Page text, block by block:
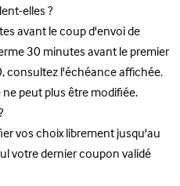
elles ?
avant le coup d'envoi de
30 minutes avant le premier
consultez l'échéance affichée.
peut plus être modifiée.
vos choix librement jusqu'au
votre dernier coupon validé